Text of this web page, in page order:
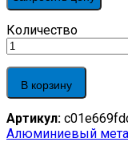
Лист
АМГ5М
алюминиевый
3х1500х3000
quantity
Количество
В корзину
Артикул:
Алюминиевый